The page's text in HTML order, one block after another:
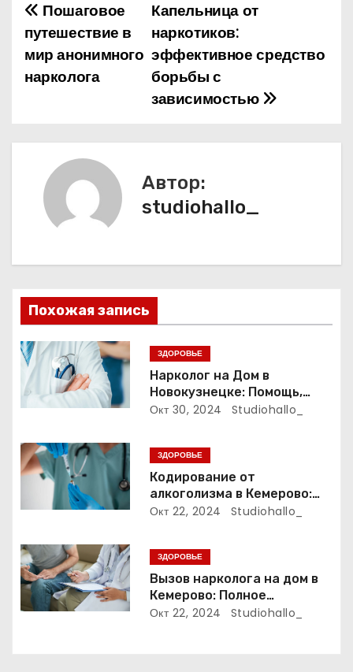
Н
а
в
г
п
о
з
а
п
и
с
я
м
Капельница от
наркотиков:
эффективное средство
борьбы с
зависимостью
Пошаговое
путешествие в
мир анонимного
нарколога
Автор:
studiohallo_
Похожая запись
ЗДОРОВЬЕ
Нарколог на Дом в
Новокузнецке: Помощь,
Которая Всегда Рядом
Окт 30, 2024 Studiohallo_
ЗДОРОВЬЕ
Кодирование от
алкоголизма в Кемерово:
Полный путеводитель
Окт 22, 2024 Studiohallo_
ЗДОРОВЬЕ
Вызов нарколога на дом в
Кемерово: Полное
руководство
Окт 22, 2024 Studiohallo_